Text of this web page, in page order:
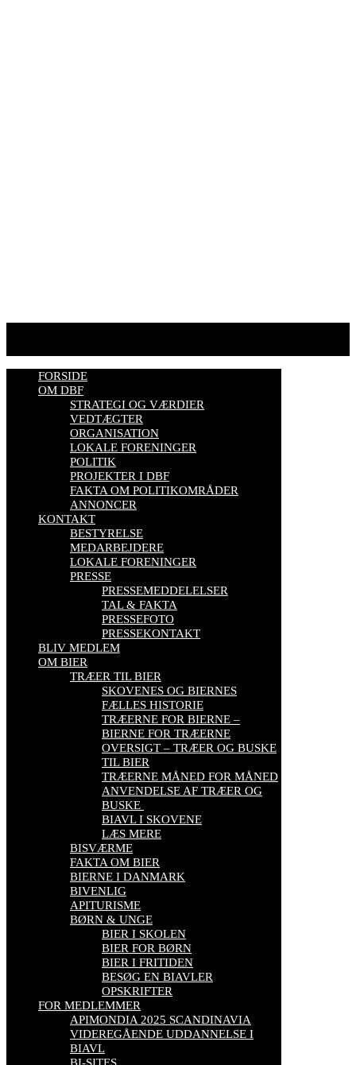
FORSIDE
OM DBF
STRATEGI OG VÆRDIER
VEDTÆGTER
ORGANISATION
LOKALE FORENINGER
POLITIK
PROJEKTER I DBF
FAKTA OM POLITIKOMRÅDER
ANNONCER
KONTAKT
BESTYRELSE
MEDARBEJDERE
LOKALE FORENINGER
PRESSE
PRESSEMEDDELELSER
TAL & FAKTA
PRESSEFOTO
PRESSEKONTAKT
BLIV MEDLEM
OM BIER
TRÆER TIL BIER
SKOVENES OG BIERNES
FÆLLES HISTORIE
TRÆERNE FOR BIERNE –
BIERNE FOR TRÆERNE
OVERSIGT – TRÆER OG BUSKE
TIL BIER
TRÆERNE MÅNED FOR MÅNED
ANVENDELSE AF TRÆER OG
BUSKE
BIAVL I SKOVENE
LÆS MERE
BISVÆRME
FAKTA OM BIER
BIERNE I DANMARK
BIVENLIG
APITURISME
BØRN & UNGE
BIER I SKOLEN
BIER FOR BØRN
BIER I FRITIDEN
BESØG EN BIAVLER
OPSKRIFTER
FOR MEDLEMMER
APIMONDIA 2025 SCANDINAVIA
VIDEREGÅENDE UDDANNELSE I
BIAVL
BI-SITES